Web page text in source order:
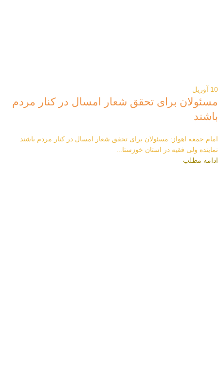
10 آوریل
مسئولان برای تحقق شعار امسال در کنار مردم
باشند
امام جمعه اهواز: مسئولان برای تحقق شعار امسال در کنار مردم باشند
نماینده ولی فقیه در استان خوزستا...
ادامه مطلب